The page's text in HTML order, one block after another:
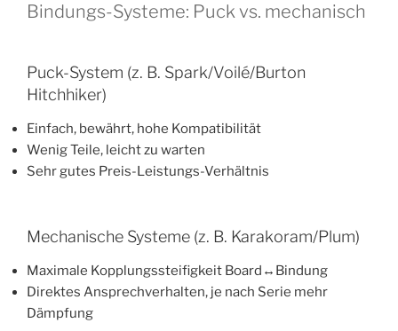
Bindungs-Systeme: Puck vs. mechanisch
Puck-System (z. B. Spark/Voilé/Burton
Hitchhiker)
Einfach, bewährt, hohe Kompatibilität
Wenig Teile, leicht zu warten
Sehr gutes Preis-Leistungs-Verhältnis
Mechanische Systeme (z. B. Karakoram/Plum)
Maximale Kopplungssteifigkeit Board↔Bindung
Direktes Ansprechverhalten, je nach Serie mehr
Dämpfung